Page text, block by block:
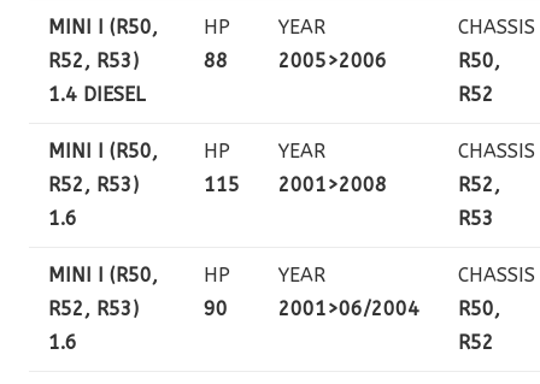
MINI I (R50,
R52, R53)
1.4 DIESEL
HP
88
YEAR
2005>2006
CHASSIS
R50,
R52
MINI I (R50,
R52, R53)
1.6
HP
115
YEAR
2001>2008
CHASSIS
R52,
R53
MINI I (R50,
R52, R53)
1.6
HP
90
YEAR
2001>06/2004
CHASSIS
R50,
R52